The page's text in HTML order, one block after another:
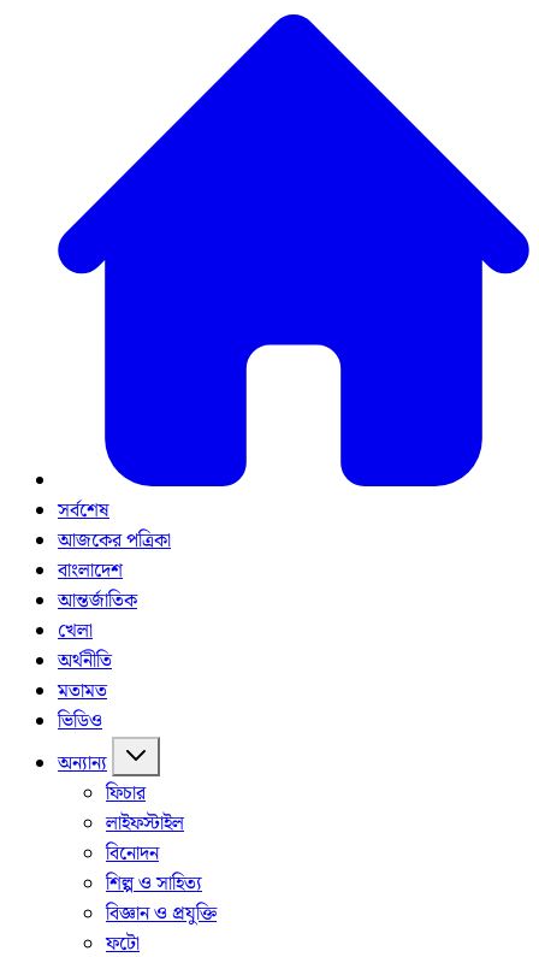
সর্বশেষ
আজকের পত্রিকা
বাংলাদেশ
আন্তর্জাতিক
খেলা
অর্থনীতি
মতামত
ভিডিও
অন্যান্য
ফিচার
লাইফস্টাইল
বিনোদন
শিল্প ও সাহিত্য
বিজ্ঞান ও প্রযুক্তি
ফটো